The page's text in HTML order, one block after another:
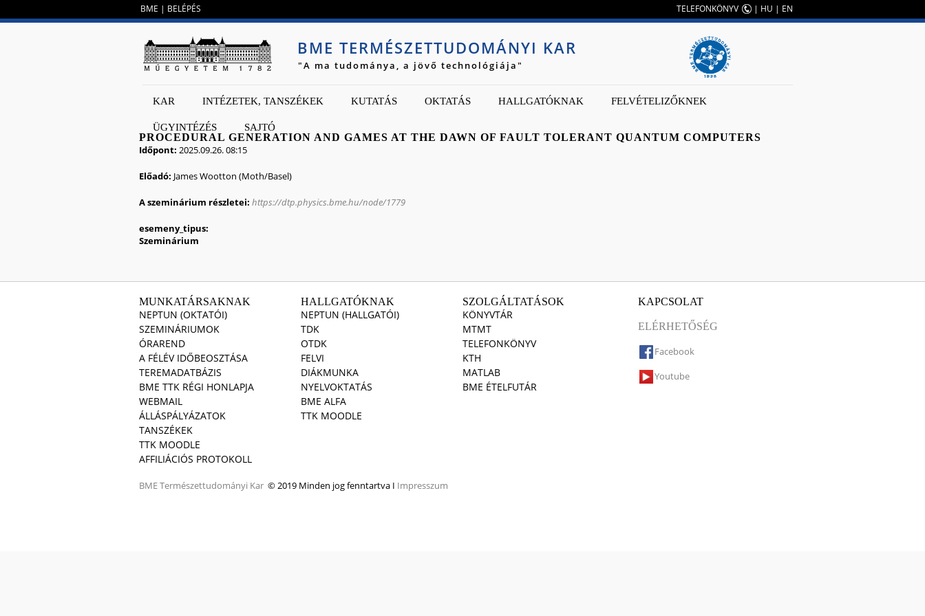
BME | BELÉPÉS TELEFONKÖNYV | HU | EN
BME TERMÉSZETTUDOMÁNYI KAR
"A ma tudománya, a jövő technológiája"
KAR INTÉZETEK, TANSZÉKEK KUTATÁS OKTATÁS HALLGATÓKNAK FELVÉTELIZŐKNEK
ÜGYINTÉZÉS SAJTÓ
PROCEDURAL GENERATION AND GAMES AT THE DAWN OF FAULT TOLERANT QUANTUM COMPUTERS
Időpont: 2025.09.26. 08:15
Előadó: James Wootton (Moth/Basel)
A szeminárium részletei: https://dtp.physics.bme.hu/node/1779
esemeny_tipus:
Szeminárium
MUNKATÁRSAKNAK
NEPTUN (OKTATÓI)
SZEMINÁRIUMOK
ÓRAREND
A FÉLÉV IDŐBEOSZTÁSA
TEREMADATBÁZIS
BME TTK RÉGI HONLAPJA
WEBMAIL
ÁLLÁSPÁLYÁZATOK
TANSZÉKEK
TTK MOODLE
AFFILIÁCIÓS PROTOKOLL
BMETermészettudományi Kar © 2019 Minden jog fenntartva I Impresszum
HALLGATÓKNAK
NEPTUN (HALLGATÓI)
TDK
OTDK
FELVI
DIÁKMUNKA
NYELVOKTATÁS
BME ALFA
TTK MOODLE
SZOLGÁLTATÁSOK
KÖNYVTÁR
MTMT
TELEFONKÖNYV
KTH
MATLAB
BME ÉTELFUTÁR
KAPCSOLAT
ELÉRHETŐSÉG
Facebook
Youtube